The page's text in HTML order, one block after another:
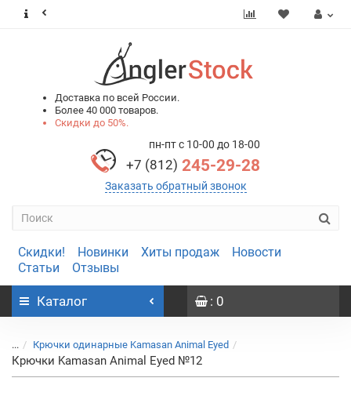
Доставка по всей России.
Более 40 000 товаров.
Скидки до 50%.
пн-пт с 10-00 до 18-00
+7 (812) 245-29-28
Заказать обратный звонок
Скидки! Новинки Хиты продаж
Новости
Статьи
Отзывы
Каталог : 0
... Крючки одинарные Kamasan Animal Eyed
Крючки Kamasan Animal Eyed №12